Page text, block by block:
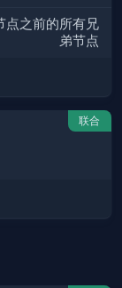
点之前的所有兄
弟节点
联合